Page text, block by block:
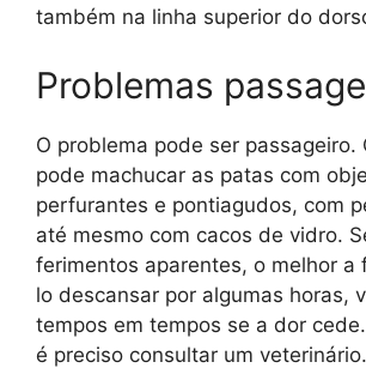
também na linha superior do
Problemas
O problema pode ser passageiro.
pode machucar as patas com
perfurantes e pontiagudos, com
até mesmo com cacos de vidro.
ferimentos aparentes, o melhor a
lo descansar por algumas horas,
tempos em tempos se a dor
é preciso consultar um veterinário.